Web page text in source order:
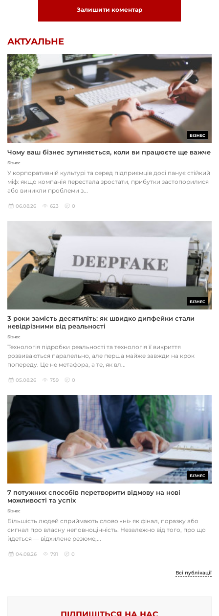
Залишити коментар
АКТУАЛЬНЕ
БІЗНЕС
Чому ваш бізнес зупиняється, коли ви працюєте ще важче
Бізнес
У корпоративній культурі та серед підприємців досі панує стійкий
міф: якщо компанія перестала зростати, прибутки застопорилися
або виникли проблеми з...
06.08.26 623 0
БІЗНЕС
3 роки замість десятиліть: як швидко дипфейки стали
невідрізними від реальності
Бізнес
Технологія підробки реальності та технологія її викриття
розвиваються паралельно, але перша майже завжди на крок
попереду. Це не метафора, а те, як вл...
05.08.26 759 0
БІЗНЕС
7 потужних способів перетворити відмову на нові
можливості та успіх
Бізнес
Більшість людей сприймають слово «ні» як фінал, поразку або
сигнал про власну неповноцінність. Незалежно від того, про що
йдеться — відхилене резюме,...
04.08.26 791 0
Всі публікації